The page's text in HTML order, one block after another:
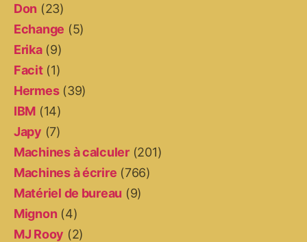
Don (23)
Echange (5)
Erika(9)
Facit(1)
Hermes(39)
IBM (14)
Japy (7)
Machines à calculer(201)
Machines à écrire (766)
Matériel de bureau (9)
Mignon (4)
MJ Rooy (2)